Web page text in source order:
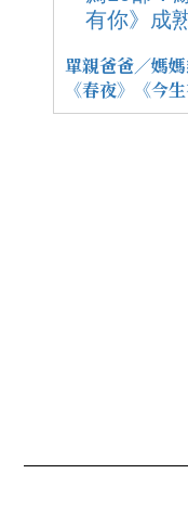
單親爸爸／媽
《春夜》《今